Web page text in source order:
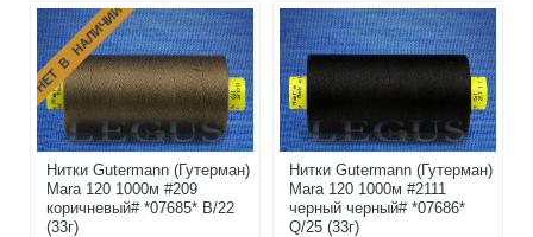
НЕТ В НАЛИЧИИ
Нитки Gutermann (Гутерман)
Mara 120 1000м #209
коричневый# *07685* B/22
(33г)
Нитки Gutermann (Гутерман)
Mara 120 1000м #2111
черный черный# *07686*
Q/25 (33г)